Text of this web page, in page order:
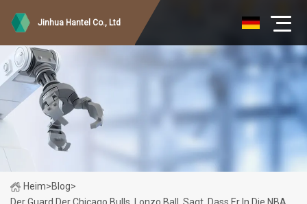
Jinhua Hantel Co., Ltd
Heim>Blog>